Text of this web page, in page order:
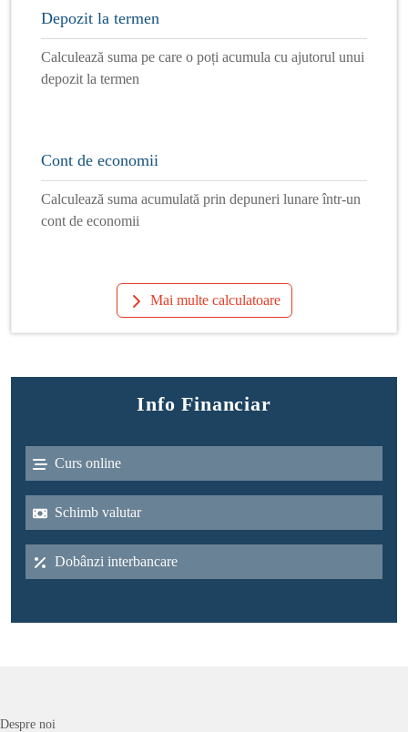
Depozit la termen
Calculează suma pe care o poți acumula cu ajutorul unui
depozit la termen
Cont de economii
Calculează suma acumulată prin depuneri lunare într-un
cont de economii
Mai multe calculatoare
Info Financiar
Curs online
Schimb valutar
Dobânzi interbancare
Despre noi